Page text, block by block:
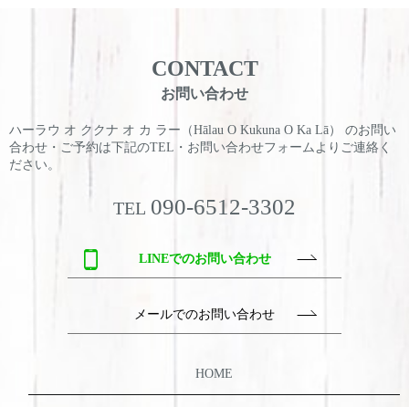
CONTACT
お問い合わせ
ハーラウ オ ククナ オ カ ラー（Hālau O Kukuna O Ka Lā） のお問い
合わせ・ご予約は下記のTEL・お問い合わせフォームよりご連絡く
ださい。
TEL 090-6512-3302
LINEでのお問い合わせ
メールでのお問い合わせ
HOME